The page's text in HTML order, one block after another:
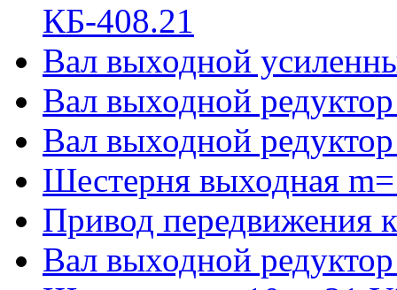
КБ-408.21
Вал выходной
Вал выходной
Вал выходной
Шестерня выходная
Привод передвижения
Вал выходной